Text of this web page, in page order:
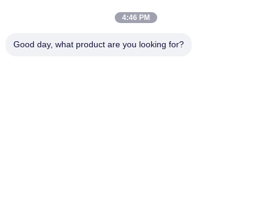
bétail avec numérotation laser gravée étiquettes
d'identification durables pour les bovins, les porcs, les
4:46 PM
Good day, what product are you looking for?